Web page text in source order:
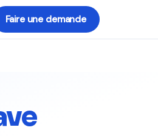
Faire une demande